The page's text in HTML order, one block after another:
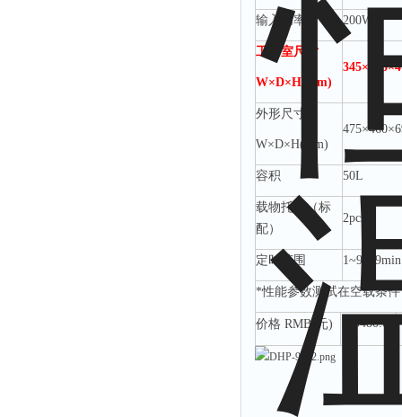
输入功率 200W
工作室尺寸
W×D×H(mm)
外形尺寸
W×D×H(mm)
容积 50L
载物托架（标
配）
2pcs
定时范围 1~9999min
*性能参数测试在空载条
价格 RMB(元) 3480.00